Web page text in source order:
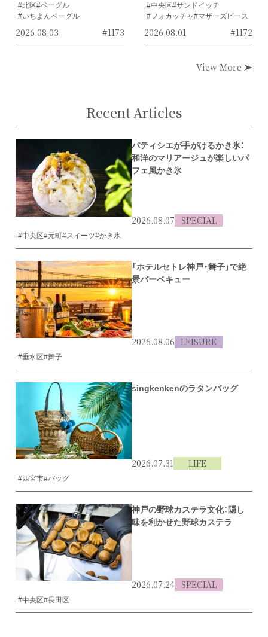
#北区#ベーグル
#いちよんベーグル
2026.08.03 #1173
#中央区#サンドイッチ
#フォカッチャ#マザーズピース
2026.08.01 #1172
View More
Recent Articles
パティシエが手がけるかき氷：
和洋のマリアージュが楽しいパ
フェ風かき氷
2026.08.07 SPECIAL
#中央区#元町#スイーツ#かき氷
「ホテルセトレ神戸・舞子」で絶
景バーベキュー
2026.08.06 LEISURE
#垂水区#舞子
singkenkenのラタンバッグ
2026.07.31 LIFE
#西宮市#バッグ
神戸の野球カステラ文化：隠し
味を利かせた野球カステラ
2026.07.24 SPECIAL
#中央区#長田区